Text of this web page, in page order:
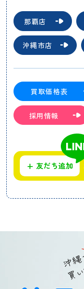
那覇店
沖縄市店
買取価格表
採用情報
+ 友だち追加